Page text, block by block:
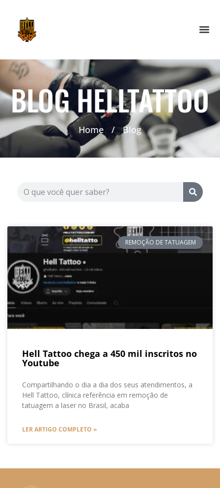
BLOG HELLTATTOO
Home / Blog
REMOÇÃO DE TATUAGEM
Hell Tattoo chega a 450 mil inscritos no
Youtube
Compartilhando o dia a dia dos seus atendimentos, a
Hell Tattoo, clínica referência em remoção de
tatuagem a laser no Brasil, acaba
LER ARTIGO COMPLETO »